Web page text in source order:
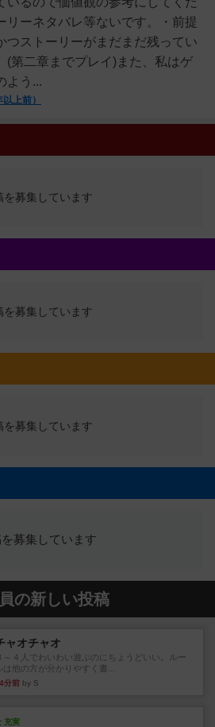
リーネタバレ等ないです。・前提
つストーリーがまだまだ残ってい
(第二章までプレイ)また、私はゲ
よう...
上前）
を募集しています
を募集しています
を募集しています
募集しています
の新しい投稿
ャオチャオ
～４人でわいわい遊ぶのにちょうどいい。ルー
は他の方が分かりやすく書...
分前 by S
充実